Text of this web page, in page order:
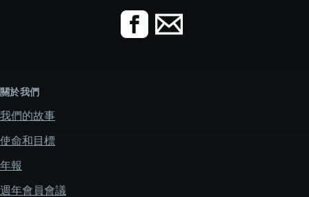
關於我們
我們的故事
使命和目標
年報
週年會員會議